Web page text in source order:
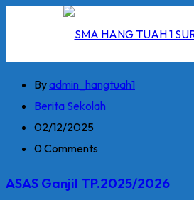
Byadmin_hangtuah1
Berita Sekolah
02/12/2025
0 Comments
ASAS Ganjil TP.2025/2026